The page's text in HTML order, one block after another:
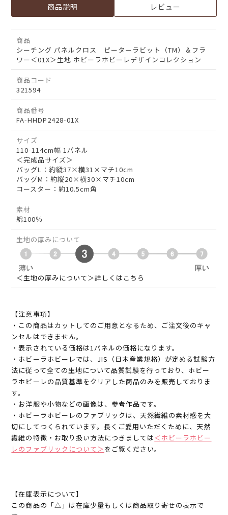
商品説明 レビュー
商品
シーチング パネルクロス ピーターラビット（TM）＆フラ
ワー＜01X＞生地 ホビーラホビーレデザインコレクション
商品コード
321594
商品番号
FA-HHDP2428-01X
サイズ
110-114cm幅 1パネル
＜完成品サイズ＞
バッグL：約縦37×横31×マチ10cm
バッグM：約縦20×横30×マチ10cm
コースター：約10.5cm角
素材
綿100％
生地の厚みについて
＜生地の厚みについて＞詳しくはこちら
【注意事項】
・この商品はカットしてのご用意となるため、ご注文後のキャ
ンセルはできません。
・表示されている価格は1パネルの価格になります。
・ホビーラホビーレでは、JIS（日本産業規格）が定める試験方
法に従って全ての生地について品質試験を行っており、ホビー
ラホビーレの品質基準をクリアした商品のみを販売しておりま
す。
・お洋服や小物などの画像は、参考作品です。
・ホビーラホビーレのファブリックは、天然繊維の素材感を大
切にしてつくられています。長くご愛用いただくために、天然
繊維の特徴・お取り扱い方法につきましては＜ホビーラホビー
レのファブリックについて＞ をご覧ください。
【在庫表示について】
この商品の「△」は在庫少量もしくは商品取り寄せの表示で